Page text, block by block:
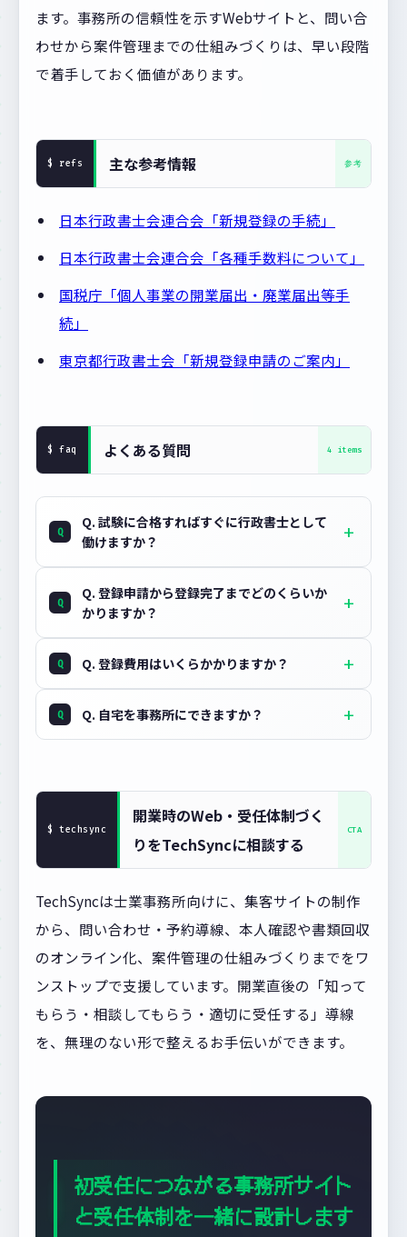
ます。事務所の信頼性を示すWebサイトと、問い合
わせから案件管理までの仕組みづくりは、早い段階
で着手しておく価値があります。
主な参考情報
日本行政書士会連合会「新規登録の手続」
日本行政書士会連合会「各種手数料について」
国税庁「個人事業の開業届出・廃業届出等手
続」
東京都行政書士会「新規登録申請のご案内」
よくある質問
Q. 試験に合格すればすぐに行政書士として
働けますか？
Q. 登録申請から登録完了までどのくらいか
かりますか？
Q. 登録費用はいくらかかりますか？
Q. 自宅を事務所にできますか？
開業時のWeb・受任体制づく
りをTechSyncに相談する
TechSyncは士業事務所向けに、集客サイトの制作
から、問い合わせ・予約導線、本人確認や書類回収
のオンライン化、案件管理の仕組みづくりまでをワ
ンストップで支援しています。開業直後の「知って
もらう・相談してもらう・適切に受任する」導線
を、無理のない形で整えるお手伝いができます。
初受任につながる事務所サイト
と受任体制を一緒に設計します